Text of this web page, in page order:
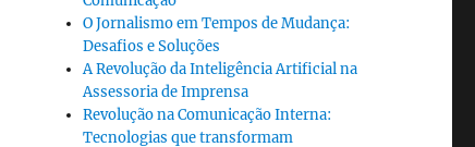
O Jornalismo em Tempos de Mudança:
Desafios e Soluções
A Revolução da Inteligência Artificial na
Assessoria de Imprensa
Revolução na Comunicação Interna:
Tecnologias que transformam